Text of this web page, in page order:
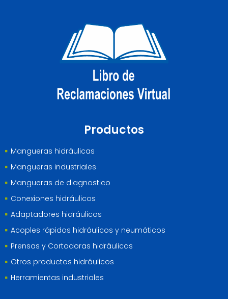
Productos
Mangueras hidráulicas
Mangueras industriales
Mangueras de diagnostico
Conexiones hidráulicos
Adaptadores hidráulicos
Acoples rápidos hidráulicos y neumáticos
Prensas y Cortadoras hidráulicas
Otros productos hidráulicos
Herramientas industriales